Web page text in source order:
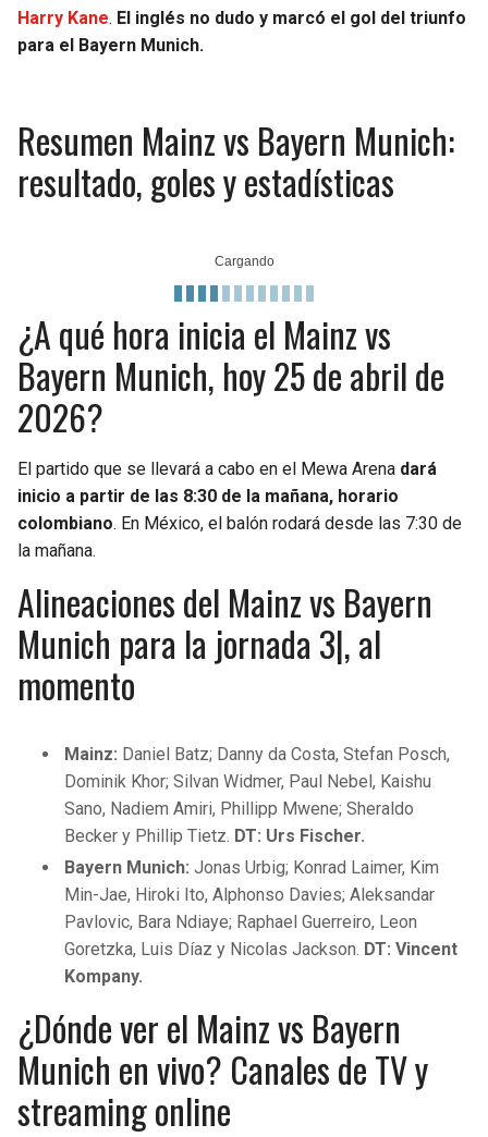
Harry Kane. El inglés no dudo y marcó el gol del triunfo
para el Bayern Munich.
Resumen Mainz vs Bayern Munich:
resultado, goles y estadísticas
¿A qué hora inicia el Mainz vs
Bayern Munich, hoy 25 de abril de
2026?
El partido que se llevará a cabo en el Mewa Arena dará
inicio a partir de las 8:30 de la mañana, horario
colombiano. En México, el balón rodará desde las 7:30 de
la mañana.
Alineaciones del Mainz vs Bayern
Munich para la jornada 3|, al
momento
Mainz: Daniel Batz; Danny da Costa, Stefan Posch,
Dominik Khor; Silvan Widmer, Paul Nebel, Kaishu
Sano, Nadiem Amiri, Phillipp Mwene; Sheraldo
Becker y Phillip Tietz. DT: Urs Fischer.
Bayern Munich: Jonas Urbig; Konrad Laimer, Kim
Min-Jae, Hiroki Ito, Alphonso Davies; Aleksandar
Pavlovic, Bara Ndiaye; Raphael Guerreiro, Leon
Goretzka, Luis Díaz y Nicolas Jackson. DT: Vincent
Kompany.
¿Dónde ver el Mainz vs Bayern
Munich en vivo? Canales de TV y
streaming online